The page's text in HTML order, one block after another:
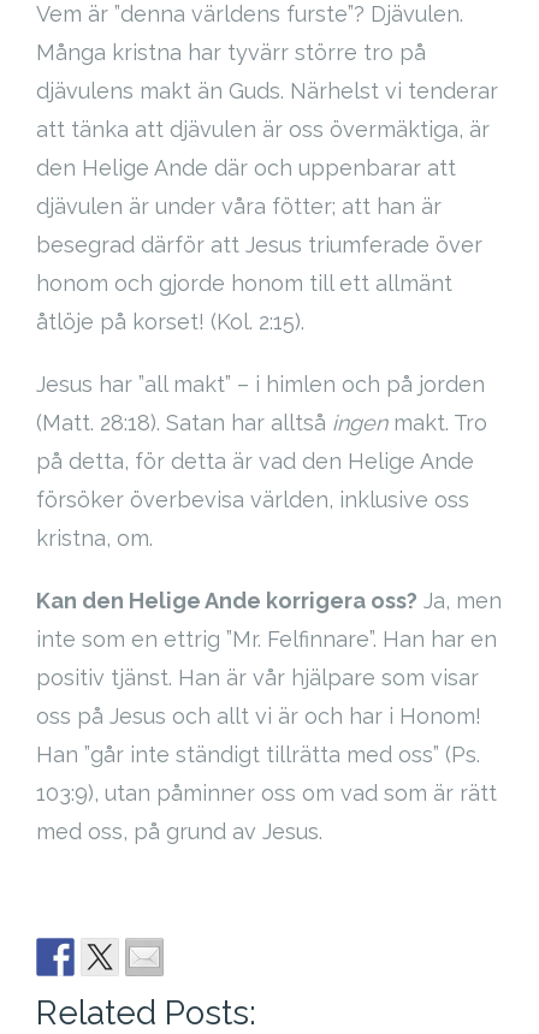
Vem är ”denna världens furste”? Djävulen.
Många kristna har tyvärr större tro på
djävulens makt än Guds. Närhelst vi tenderar
att tänka att djävulen är oss övermäktiga, är
den Helige Ande där och uppenbarar att
djävulen är under våra fötter; att han är
besegrad därför att Jesus triumferade över
honom och gjorde honom till ett allmänt
åtlöje på korset! (Kol. 2:15).
Jesus har ”all makt” – i himlen och på jorden
(Matt. 28:18). Satan har alltså ingen makt. Tro
på detta, för detta är vad den Helige Ande
försöker överbevisa världen, inklusive oss
kristna, om.
Kan den Helige Ande korrigera oss? Ja, men
inte som en ettrig ”Mr. Felfinnare”. Han har en
positiv tjänst. Han är vår hjälpare som visar
oss på Jesus och allt vi är och har i Honom!
Han ”går inte ständigt tillrätta med oss” (Ps.
103:9), utan påminner oss om vad som är rätt
med oss, på grund av Jesus.
Related Posts: